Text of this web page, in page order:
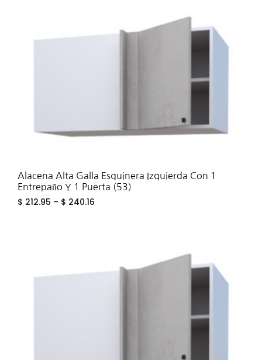
Alacena Alta Galla Esquinera Izquierda Con 1
Entrepaño Y 1 Puerta (53)
$ 212.95 – $ 240.16